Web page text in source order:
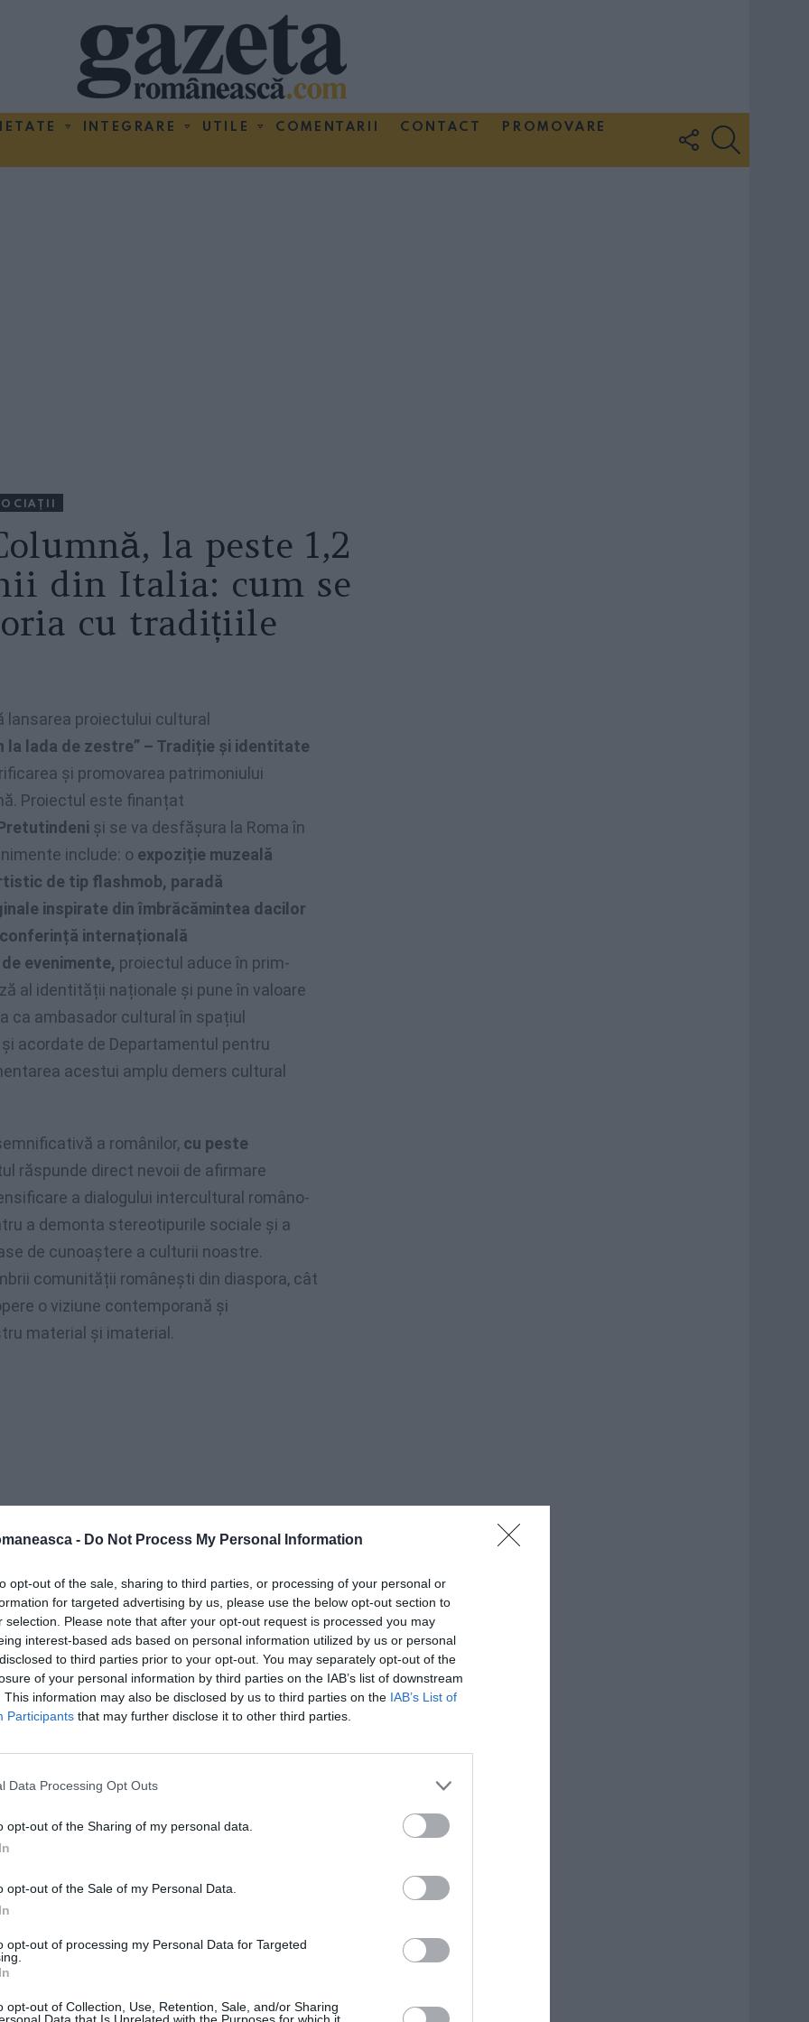
- Do Not Process My Personal Information
opt-out of the sale, sharing to third parties, or processing of your personal or
for targeted advertising by us, please use the below opt-out section to
selection. Please note that after your opt-out request is processed you may
interest-based ads based on personal information utilized by us or personal
to third parties prior to your opt-out. You may separately opt-out of the
of your personal information by third parties on the IAB’s list of downstream
This information may also be disclosed by us to third parties on the IAB’s List of
Participants that may further disclose it to other third parties.
Data Processing Opt Outs
opt-out of the Sharing of my personal data.
opt-out of the Sale of my Personal Data.
opt-out of processing my Personal Data for Targeted
opt-out of Collection, Use, Retention, Sale, and/or Sharing
Data that Is Unrelated with the Purposes for which it
INTEGRARE UTILE COMENTARII CONTACT
PROMOVARE
FOLLOW
US
la peste 1,2
din Italia: cum se
cu tradițiile
lansarea proiectului cultural
la lada de zestre” – Tradiție și identitate
și promovarea patrimoniului
Proiectul este finanțat
și se va desfășura la Roma în
include: o expoziție muzeală
de tip flashmob, paradă
inspirate din îmbrăcămintea dacilor
conferință internațională
evenimente, proiectul aduce în prim-
al identității naționale și pune în valoare
ca ambasador cultural în spațiul
acordate de Departamentul pentru
acestui amplu demers cultural
a românilor, cu peste
răspunde direct nevoii de afirmare
a dialogului intercultural româno-
a demonta stereotipurile sociale și a
de cunoaștere a culturii noastre.
comunității românești din diaspora, cât
o viziune contemporană și
material și imaterial.
Roma, toate cu intrare liberă:
Roma IV „Ipazia di Alessandria” (Viale
și vernisajul expoziției panotate
în parteneriat cu
vor expune piese rare ce evidențiază
Casa del Municipio Roma IV „Ipazia di
va include
Dor Călător
spectacol cu soliști și artiști de la Școala
Dacia senza Frontiere din San Marino și
va fi parada de costume de